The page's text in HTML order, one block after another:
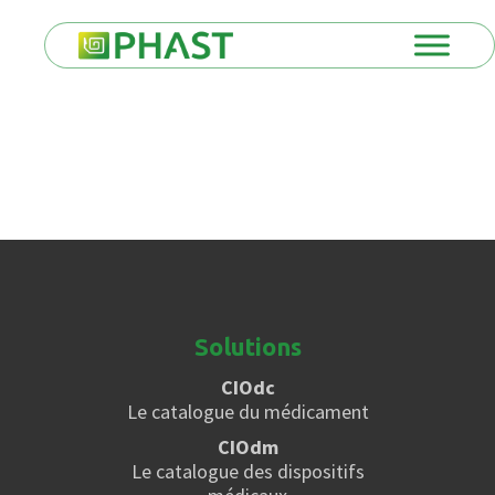
Solutions
CIOdc
Le catalogue du médicament
CIOdm
Le catalogue des dispositifs